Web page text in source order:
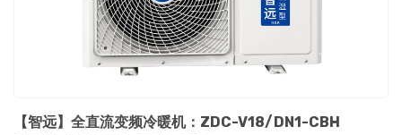
【智远】全直流变频冷暖机：ZDC-V18/DN1-CBH